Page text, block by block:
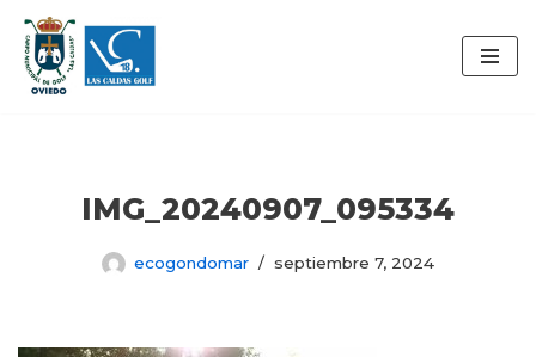
Saltar
al
IMG_20240907_095334
ecogondomar septiembre 7, 2024